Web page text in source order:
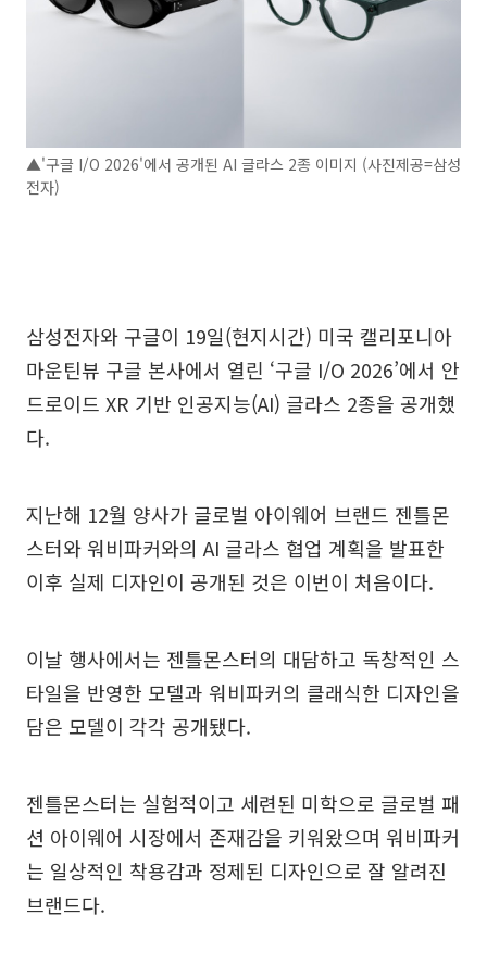
▲'구글 I/O 2026'에서 공개된 AI 글라스 2종 이미지 (사진제공=삼성
전자)
삼성전자와 구글이 19일(현지시간) 미국 캘리포니아
마운틴뷰 구글 본사에서 열린 ‘구글 I/O 2026’에서 안
드로이드 XR 기반 인공지능(AI) 글라스 2종을 공개했
다.
지난해 12월 양사가 글로벌 아이웨어 브랜드 젠틀몬
스터와 워비파커와의 AI 글라스 협업 계획을 발표한
이후 실제 디자인이 공개된 것은 이번이 처음이다.
이날 행사에서는 젠틀몬스터의 대담하고 독창적인 스
타일을 반영한 모델과 워비파커의 클래식한 디자인을
담은 모델이 각각 공개됐다.
젠틀몬스터는 실험적이고 세련된 미학으로 글로벌 패
션 아이웨어 시장에서 존재감을 키워왔으며 워비파커
는 일상적인 착용감과 정제된 디자인으로 잘 알려진
브랜드다.